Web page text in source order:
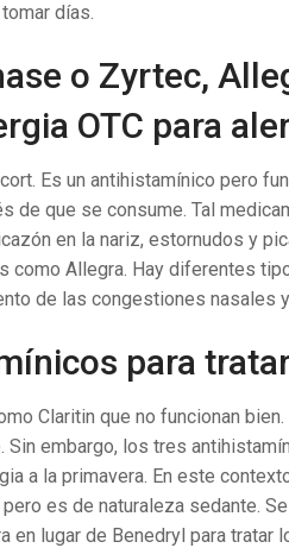
días.
o Zyrtec,
OTC para
Es un antihistamínico pero
de que se consume. Tal
en la nariz, estornudos y
como Allegra. Hay diferentes
de las congestiones nasales
para
Claritin que no funcionan
Sin embargo, los tres
a la primavera. En este
es de naturaleza sedante.
en lugar de Benedryl para tratar